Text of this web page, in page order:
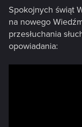
:
Spokojnych świąt
na nowego
przesłuchania
opowiadania: